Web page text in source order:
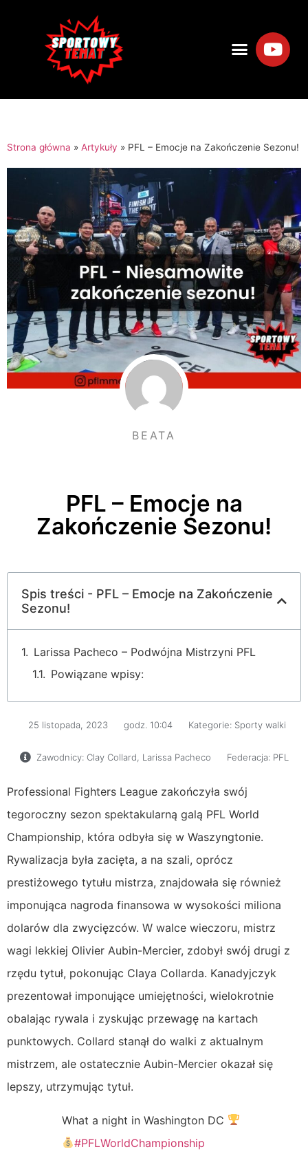
Strona główna » Artykuły » PFL – Emocje na Zakończenie Sezonu!
BEATA
PFL – Emocje na
Zakończenie Sezonu!
Spis treści - PFL – Emocje na Zakończenie
Sezonu!
Larissa Pacheco – Podwójna Mistrzyni PFL
Powiązane wpisy:
25 listopada, 2023 godz. 10:04 Kategorie: Sporty walki
Zawodnicy: Clay Collard Larissa Pacheco Federacja: PFL
Professional Fighters League zakończyła swój
tegoroczny sezon spektakularną galą PFL World
Championship, która odbyła się w Waszyngtonie.
Rywalizacja była zacięta, a na szali, oprócz
prestiżowego tytułu mistrza, znajdowała się również
imponująca nagroda finansowa w wysokości miliona
dolarów dla zwycięzców. W walce wieczoru, mistrz
wagi lekkiej Olivier Aubin-Mercier, zdobył swój drugi z
rzędu tytuł, pokonując Claya Collarda. Kanadyjczyk
prezentował imponujące umiejętności, wielokrotnie
obalając rywala i zyskując przewagę na kartach
punktowych. Collard stanął do walki z aktualnym
mistrzem, ale ostatecznie Aubin-Mercier okazał się
lepszy, utrzymując tytuł.
What a night in Washington DC
#PFLWorldChampionship